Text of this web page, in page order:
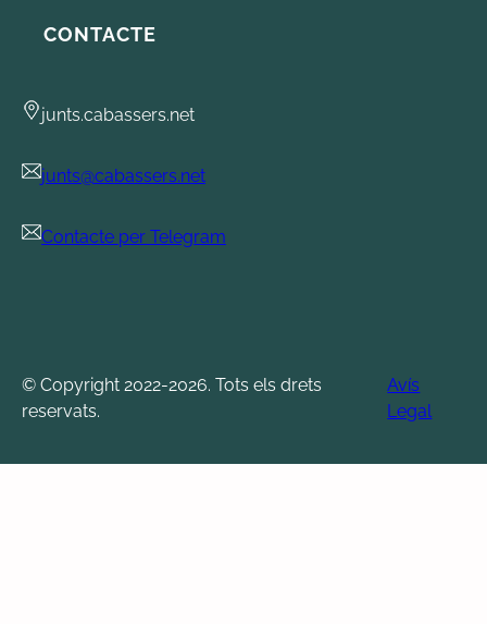
CONTACTE
junts.cabassers.net
junts@cabassers.net
Contacte per Telegram
© Copyright 2022-2026. Tots els drets
reservats.
Avís
Legal